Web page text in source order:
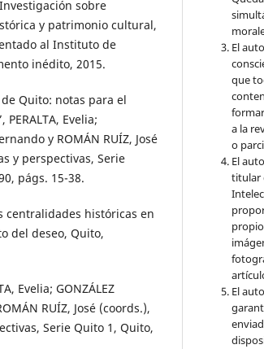
Investigación sobre
y patrimonio cultural,
al Instituto de
inédito, 2015.
Quito: notas para el
Evelia;
y ROMÁN RUÍZ, José
y perspectivas, Serie
págs. 15-38.
centralidades históricas en
del deseo, Quito,
Evelia; GONZÁLEZ
RUÍZ, José (coords.),
Serie Quito 1, Quito,
El
que
a la
o
El
titular
El